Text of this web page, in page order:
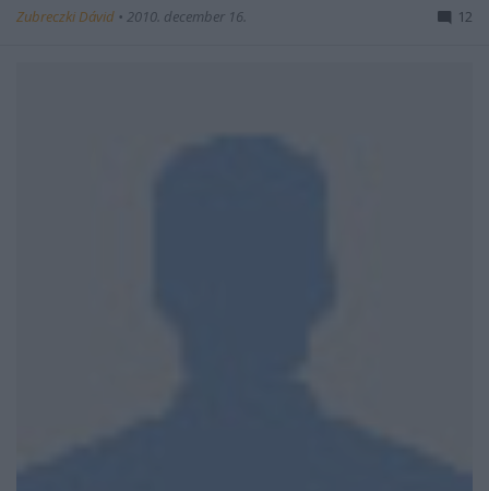
Zubreczki Dávid • 2010. december 16. 12